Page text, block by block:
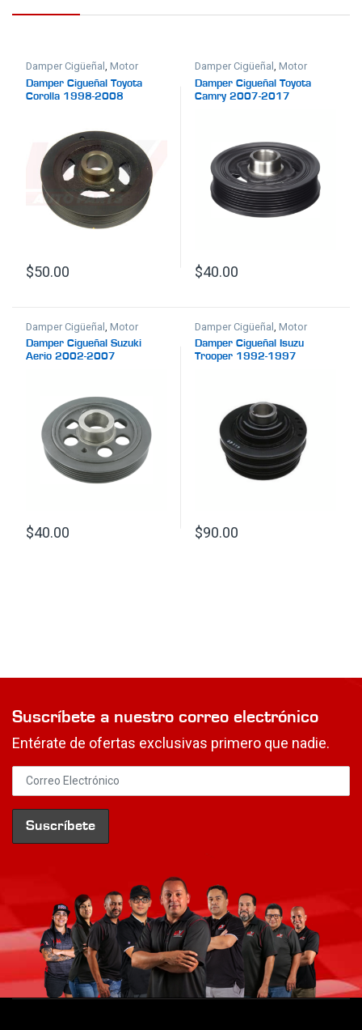
Damper Cigüeñal,Motor
Damper Cigueñal Toyota
Corolla 1998-2008
$50.00
Damper Cigüeñal,Motor
Damper Cigueñal Toyota
Camry 2007-2017
$40.00
Damper Cigüeñal,Motor
Damper Cigueñal Suzuki
Aerio 2002-2007
$40.00
Damper Cigüeñal,Motor
Damper Cigueñal Isuzu
Trooper 1992-1997
$90.00
Suscríbete a nuestro correo electrónico
Entérate de ofertas exclusivas primero que nadie.